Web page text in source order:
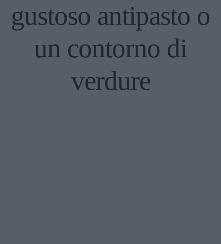
gustoso antipasto o
un contorno di
verdure